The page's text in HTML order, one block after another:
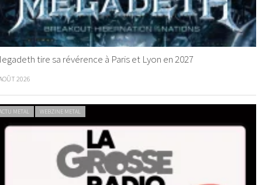
tire sa révérence à Paris et Lyon en 2027
2026
METAL WEBZINE METAL